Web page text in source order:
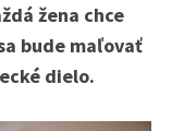
žena chce
bude maľovať
dielo.